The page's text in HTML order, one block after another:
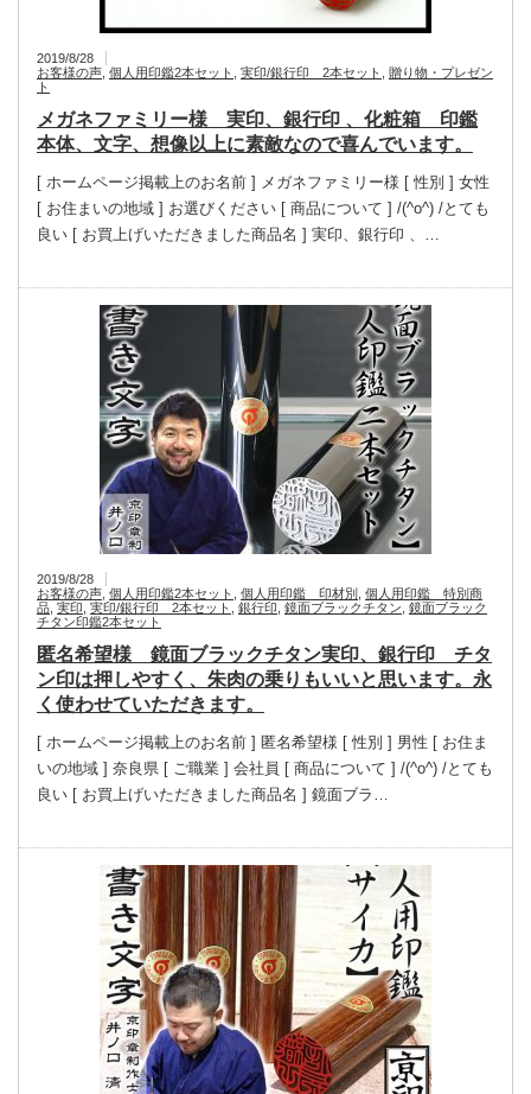
2019/8/28
お客様の声 個人用印鑑2本セット 実印/銀行印 2本セット
贈り物・プレゼン
ト
メガネファミリー様 実印、銀行印 、化粧箱 印鑑
本体、文字、想像以上に素敵なので喜んでいます。
[ ホームページ掲載上のお名前 ] メガネファミリー様 [ 性別 ] 女性
[ お住まいの地域 ] お選びください [ 商品について ] /(^o^) /とても
良い [ お買上げいただきました商品名 ] 実印、銀行印 、…
2019/8/28
お客様の声 個人用印鑑2本セット 個人用印鑑 印材別 個人用印鑑 特別商
品 実印 実印/銀行印 2本セット 銀行印 鏡面ブラックチタン 鏡面ブラック
チタン印鑑2本セット
匿名希望様 鏡面ブラックチタン実印、銀行印 チタ
ン印は押しやすく、朱肉の乗りもいいと思います。永
く使わせていただきます。
[ ホームページ掲載上のお名前 ] 匿名希望様 [ 性別 ] 男性 [ お住ま
いの地域 ] 奈良県 [ ご職業 ] 会社員 [ 商品について ] /(^o^) /とても
良い [ お買上げいただきました商品名 ] 鏡面ブラ…